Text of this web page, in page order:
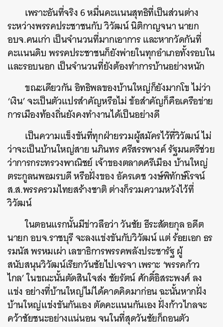
เพราะอันที่จริง 6 หมื่นคะแนนสุทธิที่เป็นส่วนต่าง
ระหว่างพรรคประชาชนกับ วิวัฒน์ นิติกาญจนา นายก
อบจ.คนเก่า เป็นจำนวนที่มากเอาการ และหากวัดกันที่
คะแนนดิบ พรรคประชาชนก็ยังพ่ายในทุกอำเภอทั้งรอบใน
และรอบนอก เป็นจำนวนที่ยังต้องทำการบ้านอย่างหนัก
ขณะเดียวกัน อิทธิพลของบ้านใหญ่ก็ยังมากโข ไม่ว่า
‘เงิน’ จะเป็นตัวแปรสำคัญหรือไม่ ข้อสำคัญก็คือเครือข่าย
การเมืองท้องถิ่นยังคงทำงานได้เป็นอย่างดี
เป็นความแข็งขันที่ทุกฝ่ายรวมผู้สมัครไว้ที่วิวัฒน์ ไม่
ว่าจะเป็นบ้านใหญ่สาย นภินทร ศรีสรรพางค์ รัฐมนตรีช่วย
ว่าการกระทรวงพาณิชย์ เจ้าของตลาดศรีเมือง บ้านใหญ่
ตระกูลนพอมรบดี หรือฝั่งของ อัครเดช วงษ์พิทักษ์โรจน์
ส.ส.พรรครวมไทยสร้างชาติ ต่างก็รวมความหวังไว้ที่
วิวัฒน์
ในตอนแรกนั้นมีข่าวลือว่า วันชัย ธีระสัตยกุล อดีต
นายก อบจ.ราชบุรี จะลงแข่งขันกับวิวัฒน์ แต่ ร้อยเอก ธร
รมนัส พรหมเผ่า เลขาธิการพรรคพลังประชารัฐ ผู้
สนับสนุนวิวัฒน์เรียกวันชัยไปเจรจา เพราะ ‘พรรคก้าว
ไกล’ ในขณะนั้นตัดสินใจส่ง ชัยรัตน์ ศักดิ์อิสระพงศ์ ลง
แข่ง อย่างที่บ้านใหญ่ไม่ได้คาดคิดมาก่อน ฉะนั้นหากฝั่ง
บ้านใหญ่แข่งขันกันเอง ตัดคะแนนกันเอง ฝั่งก้าวไกลจะ
คว้าชัยชนะอย่างแน่นอน จนในที่สุดวันชัยก็ถอนตัว